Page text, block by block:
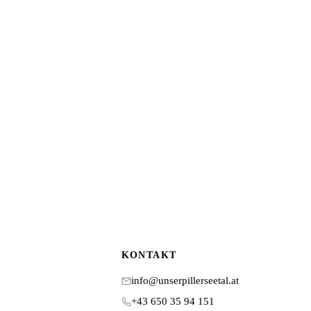
KONTAKT
info@unserpillerseetal.at
+43 650 35 94 151